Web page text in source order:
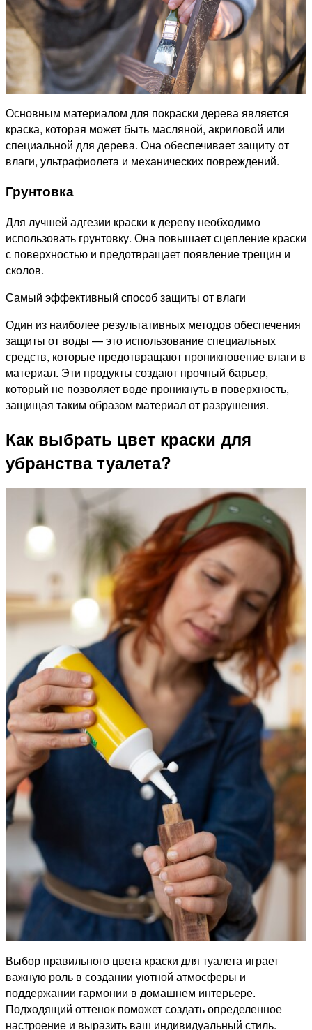
Основным материалом для покраски дерева является
краска, которая может быть масляной, акриловой или
специальной для дерева. Она обеспечивает защиту от
влаги, ультрафиолета и механических повреждений.
Грунтовка
Для лучшей адгезии краски к дереву необходимо
использовать грунтовку. Она повышает сцепление краски
с поверхностью и предотвращает появление трещин и
сколов.
Самый эффективный способ защиты от влаги
Один из наиболее результативных методов обеспечения
защиты от воды — это использование специальных
средств, которые предотвращают проникновение влаги в
материал. Эти продукты создают прочный барьер,
который не позволяет воде проникнуть в поверхность,
защищая таким образом материал от разрушения.
Как выбрать цвет краски для
убранства туалета?
Выбор правильного цвета краски для туалета играет
важную роль в создании уютной атмосферы и
поддержании гармонии в домашнем интерьере.
Подходящий оттенок поможет создать определенное
настроение и выразить ваш индивидуальный стиль.